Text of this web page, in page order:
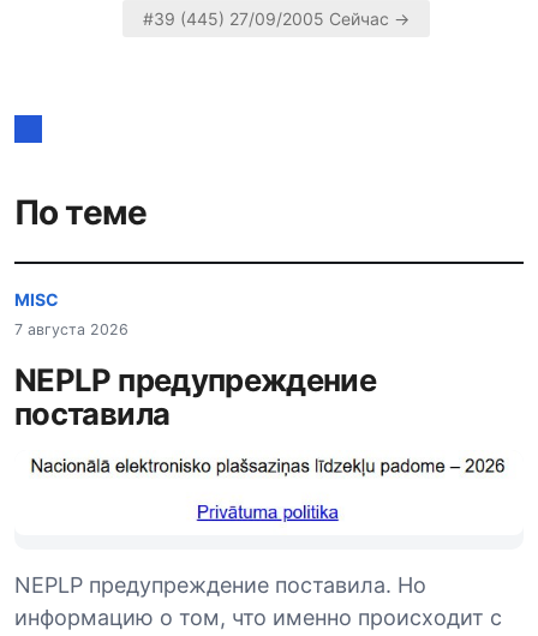
Навигация#39 (445) 27/09/2005 Сейчас →
По теме
MISC
7 августа 2026
NEPLP предупреждение
поставила
NEPLP предупреждение поставила. Но
информацию о том, что именно происходит с